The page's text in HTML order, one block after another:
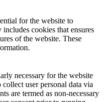
for the website to
cookies that ensures
of the website. These
necessary for the website
user personal data via
are termed as non-necessary